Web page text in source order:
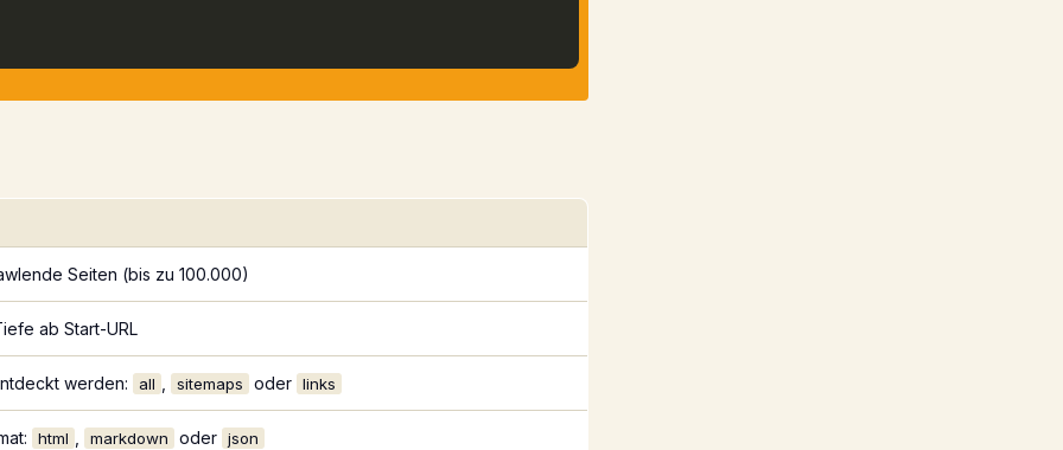
Seiten (bis zu 100.000)
ab Start-URL
werden: all , sitemaps oder links
html , markdown oder json